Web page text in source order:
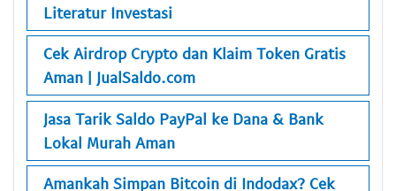
Literatur Investasi
Cek Airdrop Crypto dan Klaim Token Gratis
Aman | JualSaldo.com
Jasa Tarik Saldo PayPal ke Dana & Bank
Lokal Murah Aman
Amankah Simpan Bitcoin di Indodax? Cek